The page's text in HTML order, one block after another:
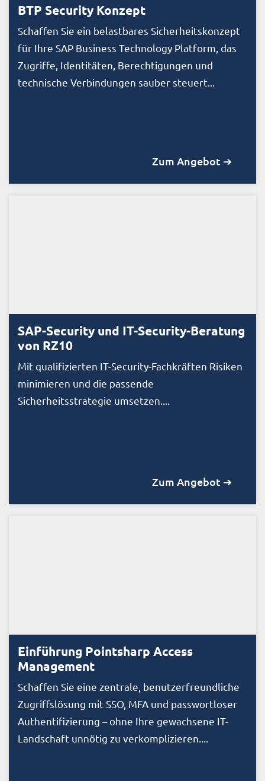
BTP Security Konzept
Schaffen Sie ein belastbares Sicherheitskonzept
für Ihre SAP Business Technology Platform, das
Zugriffe, Identitäten, Berechtigungen und
technische Verbindungen sauber steuert...
Zum Angebot ➔
SAP-Security und IT-Security-Beratung
von RZ10
Mit qualifizierten IT-Security-Fachkräften Risiken
minimieren und die passende
Sicherheitsstrategie umsetzen....
Zum Angebot ➔
Einführung Pointsharp Access
Management
Schaffen Sie eine zentrale, benutzerfreundliche
Zugriffslösung mit SSO, MFA und passwortloser
Authentifizierung – ohne Ihre gewachsene IT-
Landschaft unnötig zu verkomplizieren....